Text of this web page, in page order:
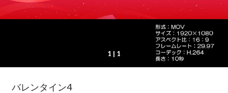
1 | 1
バレンタイン4